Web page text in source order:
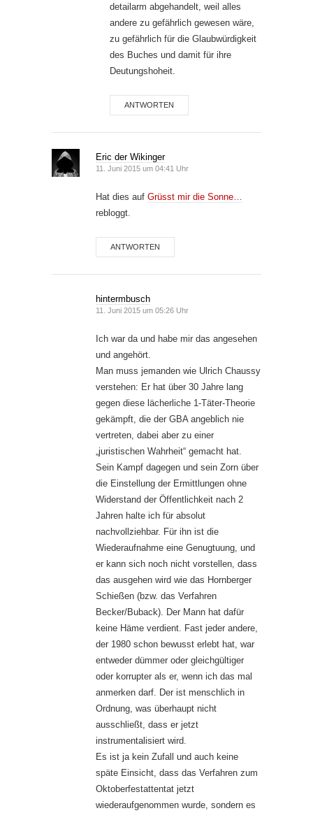
detailarm abgehandelt, weil alles
andere zu gefährlich gewesen wäre,
zu gefährlich für die Glaubwürdigkeit
des Buches und damit für ihre
Deutungshoheit.
ANTWORTEN
Eric der Wikinger
11. Juni 2015 um 04:41 Uhr
Hat dies auf Grüsst mir die Sonne…
rebloggt.
ANTWORTEN
hintermbusch
11. Juni 2015 um 05:26 Uhr
Ich war da und habe mir das angesehen
und angehört.
Man muss jemanden wie Ulrich Chaussy
verstehen: Er hat über 30 Jahre lang
gegen diese lächerliche 1-Täter-Theorie
gekämpft, die der GBA angeblich nie
vertreten, dabei aber zu einer
„juristischen Wahrheit“ gemacht hat.
Sein Kampf dagegen und sein Zorn über
die Einstellung der Ermittlungen ohne
Widerstand der Öffentlichkeit nach 2
Jahren halte ich für absolut
nachvollziehbar. Für ihn ist die
Wiederaufnahme eine Genugtuung, und
er kann sich noch nicht vorstellen, dass
das ausgehen wird wie das Hornberger
Schießen (bzw. das Verfahren
Becker/Buback). Der Mann hat dafür
keine Häme verdient. Fast jeder andere,
der 1980 schon bewusst erlebt hat, war
entweder dümmer oder gleichgültiger
oder korrupter als er, wenn ich das mal
anmerken darf. Der ist menschlich in
Ordnung, was überhaupt nicht
ausschließt, dass er jetzt
instrumentalisiert wird.
Es ist ja kein Zufall und auch keine
späte Einsicht, dass das Verfahren zum
Oktoberfestattentat jetzt
wiederaufgenommen wurde, sondern es